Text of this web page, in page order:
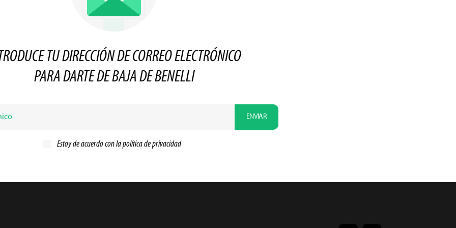
TU DIRECCIÓN DE CORREO ELECTRÓNICO
PARA DARTE DE BAJA DE BENELLI
ENVIAR
Estoy de acuerdo con lapolítica de privacidad